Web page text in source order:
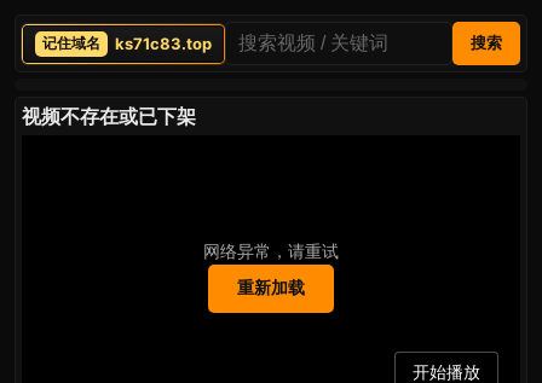
ks71c83.top 搜索
视频不存在或已下架
网络异常，请重试
重新加载
开始播放